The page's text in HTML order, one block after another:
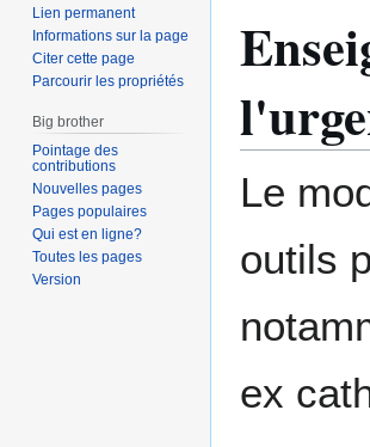
Le
outils
ex
Lien permanent
Informations sur la page
Citer cette page
Parcourir les propriétés
Big brother
Pointage des
contributions
Nouvelles pages
Pages populaires
Qui est en ligne?
Toutes les pages
Version